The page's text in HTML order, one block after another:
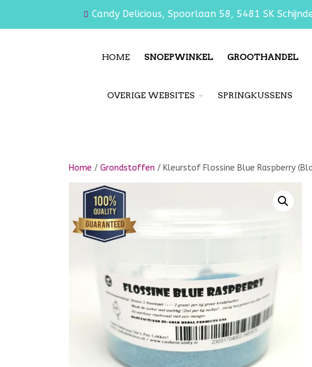
Candy Delicious, Spoorlaan 58, 5481 SK
HOME SNOEPWINKEL GROOTHANDEL
OVERIGE WEBSITES SPRINGKUSSENS
Home / Grondstoffen / Kleurstof Flossine Blue Raspberry